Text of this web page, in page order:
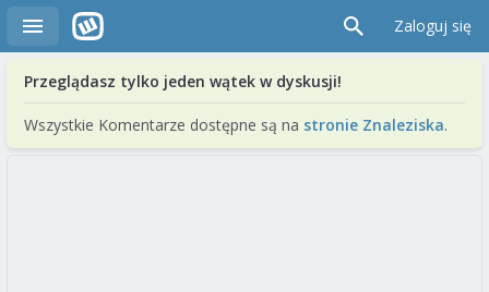
Zaloguj się
Przeglądasz tylko jeden wątek w dyskusji!
Wszystkie Komentarze dostępne są na stronie Znaleziska.